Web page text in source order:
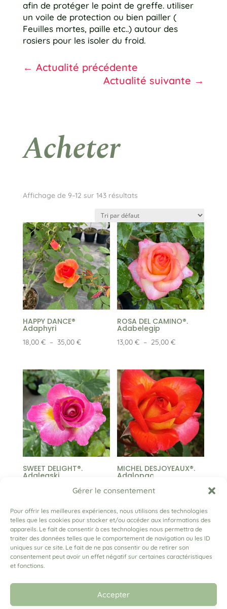
Gérer le consentement
Pour offrir les meilleures expériences, nous utilisons des technologies
telles que les cookies pour stocker et/ou accéder aux informations des
appareils. Le fait de consentir à ces technologies nous permettra de
traiter des données telles que le comportement de navigation ou les ID
uniques sur ce site. Le fait de ne pas consentir ou de retirer son
consentement peut avoir un effet négatif sur certaines caractéristiques
et fonctions.
Accepter
afin de protéger le point de greffe. utiliser
un voile de protection ou bien pailler (
Feuilles mortes, paille etc..) autour des
rosiers pour les isoler du froid.
← Actualité précédente
Actualité suivante →
Acheter
Affichage de 9–12 sur 143 résultats
HAPPY DANCE®
Adaphyri
18,00 € – 35,00 €Plage
prix :
18,00 €
à
35,00 €
ROSA DEL CAMINO®.
Adabelegip
13,00€ – 25,00€Plage
prix :
13,00 €
à
25,00 €
SWEET DELIGHT®.
Adalegski
25,00€Plage
prix :
13,00 €
à
25,00 €
MICHEL DESJOYEAUX®.
Adalopac
13,00€ – 25,00
prix :
13,00 €
à
25,00 €
← 1 2 3 4 5 6 … 34 35 36 →
lesrosesadam@gmail.com